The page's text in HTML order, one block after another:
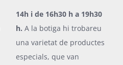
14h i de 16h30 h a 19h30
h. A la botiga hi trobareu
una varietat de productes
especials, que van